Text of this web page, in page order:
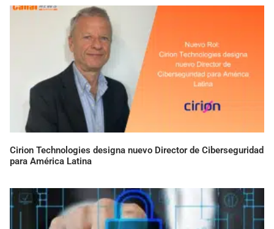
Cirion Technologies designa nuevo Director de Ciberseguridad
para América Latina